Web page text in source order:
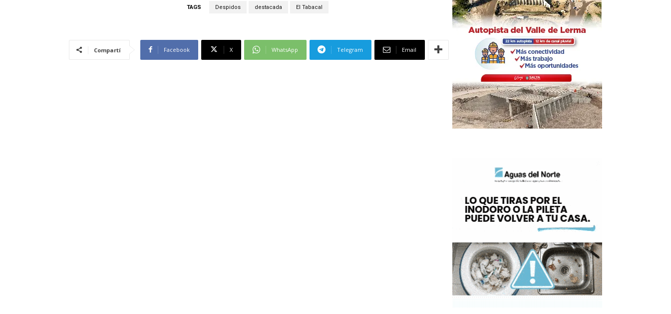
TAGS Despidos destacada El Tabacal
Compartí Facebook X WhatsApp Telegram Email